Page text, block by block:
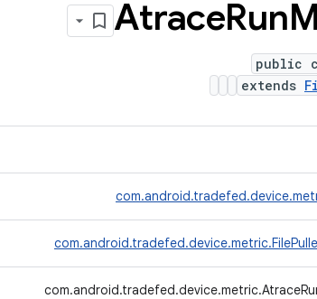
AtraceRun
public
extends